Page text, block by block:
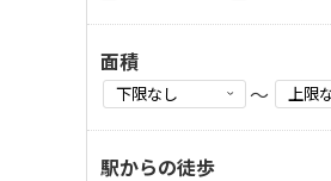
面積
～
駅からの徒歩